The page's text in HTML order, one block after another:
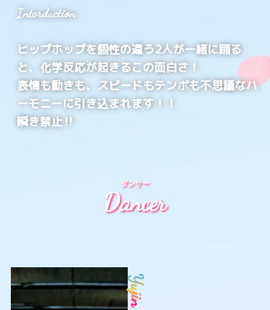
Intorduction
ヒップホップを個性の違う2人が一緒に踊る
と、化学反応が起きるこの面白さ！
表情も動きも、スピードもテンポも不思議なハ
ーモニーに引き込まれます！！
瞬き禁止‼️
Dancer
ダンサー